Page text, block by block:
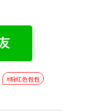
#粉紅色包包